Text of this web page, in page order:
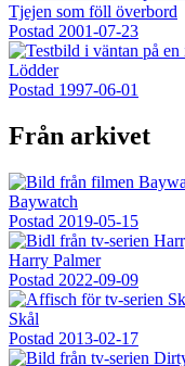
Tjejen som föll överbord
Postad 2001-07-23
Lödder
Postad 1997-06-01
Från arkivet
Baywatch
Postad 2019-05-15
Harry Palmer
Postad 2022-09-09
Skål
Postad 2013-02-17